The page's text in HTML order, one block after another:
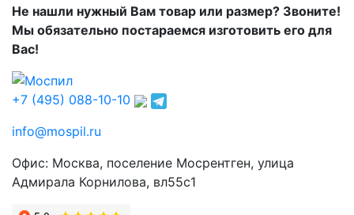
Не нашли нужный Вам товар или размер? Звоните!
Мы обязательно постараемся изготовить его для
Вас!
+7 (495) 088-10-10
info@mospil.ru
Офис: Москва, поселение Мосрентген, улица
Адмирала Корнилова, вл55с1